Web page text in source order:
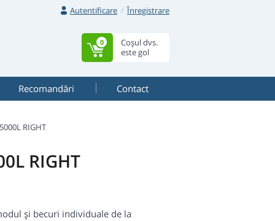
Autentificare Înregistrare
Coșul dvs.
este gol
0
Recomandări Contact
RIGHT
RIGHT
și becuri individuale de la